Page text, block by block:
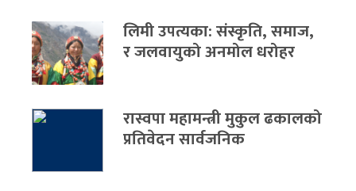
लिमी उपत्यका: संस्कृति, समाज,
र जलवायुको अनमोल धरोहर
रास्वपा महामन्त्री मुकुल ढकालको
प्रतिवेदन सार्वजनिक